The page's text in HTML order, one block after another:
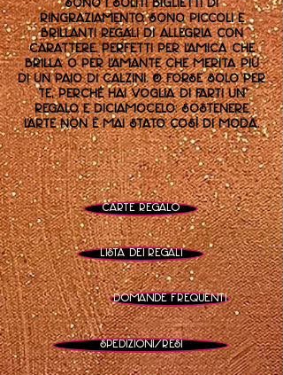
sono i soliti biglietti di
ringraziamento. Sono piccoli e
brillanti regali di allegria con
carattere. Perfetti per l'amica che
brilla o per l'amante che merita più
di un paio di calzini. O forse solo per
te, perché hai voglia di farti un
regalo. E diciamocelo: sostenere
l'arte non è mai stato così di moda.
Carte regalo
Lista dei regali
Domande frequenti
Spedizioni/Resi